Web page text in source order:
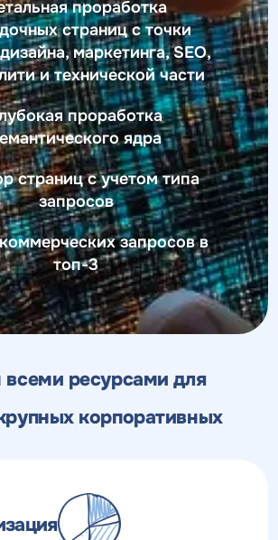
проработка
страниц с точки
маркетинга, SEO,
и технической части
проработка
ядра
страниц с учетом типа
запросов
запросов в
топ-3
всеми ресурсами для
корпоративных